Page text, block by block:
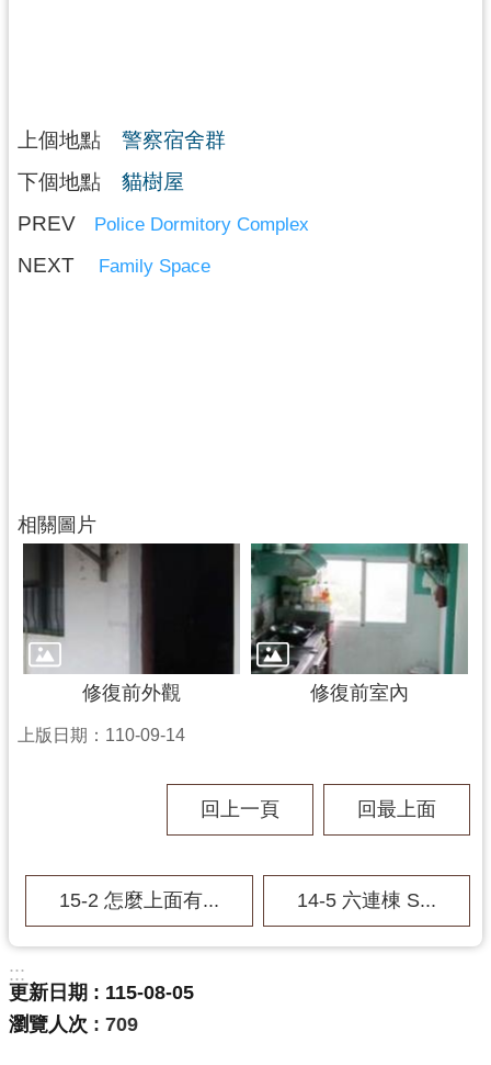
開
放
宣
告
上個地點 警察宿舍群
下個地點 貓樹屋
PREV
Police Dormitory Complex
NEXT Family Space
相關圖片
修復前外觀 修復前室內
上版日期：110-09-14
回上一頁 回最上面
15-2 怎麼上面有... 14-5 六連棟 S...
:::
更新日期
115-08-05
瀏覽人次
709